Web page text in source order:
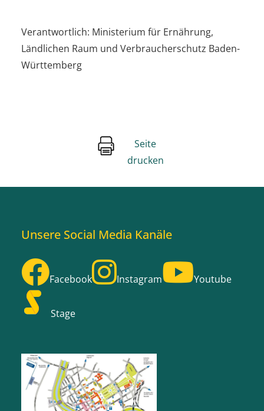
Verantwortlich: Ministerium für Ernährung,
Ländlichen Raum und Verbraucherschutz Baden-
Württemberg
Seite
drucken
Unsere Social Media Kanäle
Facebook Instagram Youtube
Stage